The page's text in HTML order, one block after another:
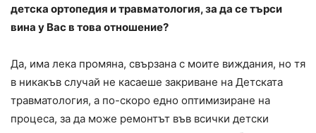
детска ортопедия и травматология, за да се търси
вина у Вас в това отношение?
Да, има лека промяна, свързана с моите виждания, но тя
в никакъв случай не касаеше закриване на Детската
травматология, а по-скоро едно оптимизиране на
процеса, за да може ремонтът във всички детски